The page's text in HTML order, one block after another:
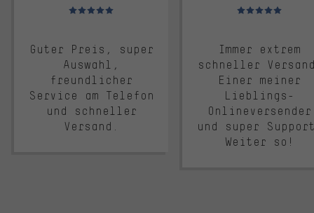
Bewertungen: 5 von 5
Guter Preis, super
Auswahl,
freundlicher
Service am Telefon
und schneller
Versand.
Bewertungen: 5 von 5
Immer extrem
schneller
Einer meiner
Lieblings-
Onlineversender
und super
Weiter so!